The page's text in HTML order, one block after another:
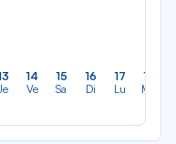
14
Ve
15
Sa
16
Di
17
Lu
18
Ma